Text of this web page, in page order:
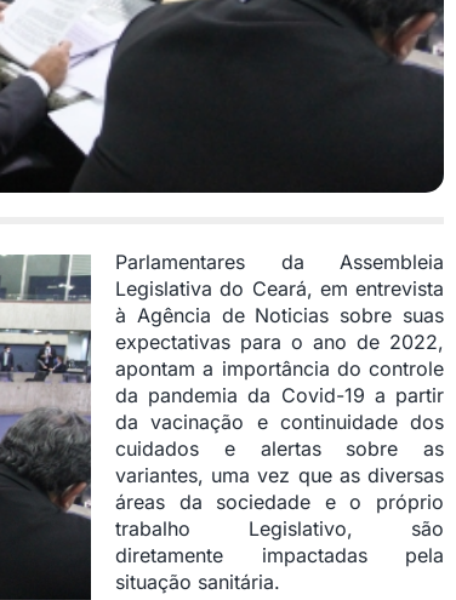
Parlamentares da Assembleia
Legislativa do Ceará, em entrevista
à Agência de Noticias sobre suas
expectativas para o ano de 2022,
apontam a importância do controle
da pandemia da Covid-19 a partir
da vacinação e continuidade dos
cuidados e alertas sobre as
variantes, uma vez que as diversas
áreas da sociedade e o próprio
trabalho Legislativo, são
diretamente impactadas pela
situação sanitária.